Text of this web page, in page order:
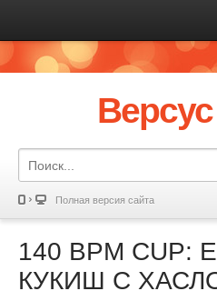
Полная версия сайта
140 BPM CUP:
КУКИШ С